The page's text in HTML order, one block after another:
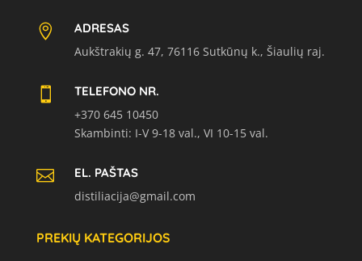

ADRESAS
Aukštrakių g. 47, 76116 Sutkūnų k., Šiaulių raj.

TELEFONO NR.
+370 645 10450
Skambinti: I-V 9-18 val., VI 10-15 val.

EL. PAŠTAS
distiliacija@gmail.com
PREKIŲ KATEGORIJOS